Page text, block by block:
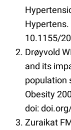
Hypertens.
10.1155/
Drøyvold
and its
population
Obesity
doi:
Zuraikat